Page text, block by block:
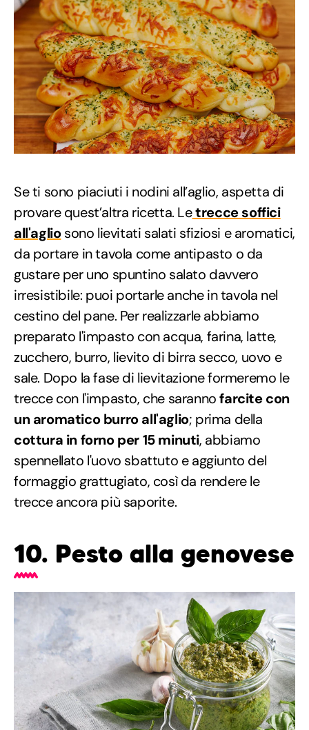
Se ti sono piaciuti i nodini all’aglio, aspetta di
provare quest’altra ricetta. Letrecce soffici
all'agliosono lievitati salati sfiziosi e aromatici,
da portare in tavola come antipasto o da
gustare per uno spuntino salato davvero
irresistibile: puoi portarle anche in tavola nel
cestino del pane. Per realizzarle abbiamo
preparato l'impasto con acqua, farina, latte,
zucchero, burro, lievito di birra secco, uovo e
sale. Dopo la fase di lievitazione formeremo le
trecce con l'impasto, che sarannofarcite con
un aromatico burro all'aglio; prima della
cottura in forno per 15 minuti, abbiamo
spennellato l'uovo sbattuto e aggiunto del
formaggio grattugiato, così da rendere le
trecce ancora più saporite.
10. Pesto alla genovese